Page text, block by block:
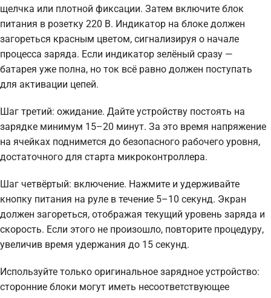
щелчка или плотной фиксации. Затем включите блок
питания в розетку 220 В. Индикатор на блоке должен
загореться красным цветом, сигнализируя о начале
процесса заряда. Если индикатор зелёный сразу —
батарея уже полна, но ток всё равно должен поступать
для активации цепей.
Шаг третий: ожидание. Дайте устройству постоять на
зарядке минимум 15–20 минут. За это время напряжение
на ячейках поднимется до безопасного рабочего уровня,
достаточного для старта микроконтроллера.
Шаг четвёртый: включение. Нажмите и удерживайте
кнопку питания на руле в течение 5–10 секунд. Экран
должен загореться, отображая текущий уровень заряда и
скорость. Если этого не произошло, повторите процедуру,
увеличив время удержания до 15 секунд.
Используйте только оригинальное зарядное устройство:
сторонние блоки могут иметь несоответствующее